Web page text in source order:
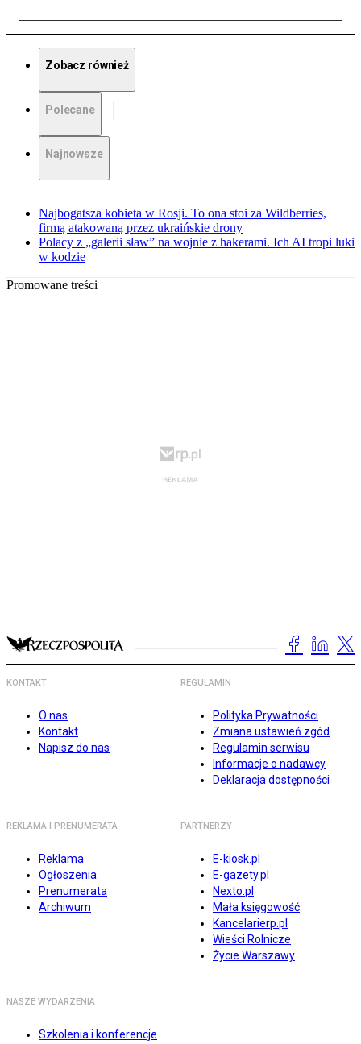
Zobacz również
Polecane
Najnowsze
Najbogatsza kobieta w Rosji. To ona stoi za Wildberries,
firmą atakowaną przez ukraińskie drony
Polacy z „galerii sław” na wojnie z hakerami. Ich AI tropi luki
w kodzie
Promowane treści
KONTAKT
O nas
Kontakt
Napisz do nas
REGULAMIN
Polityka Prywatności
Zmiana ustawień zgód
Regulamin serwisu
Informacje o nadawcy
Deklaracja dostępności
REKLAMA I PRENUMERATA
Reklama
Ogłoszenia
Prenumerata
Archiwum
PARTNERZY
E-kiosk.pl
E-gazety.pl
Nexto.pl
Mała księgowość
Kancelarierp.pl
Wieści Rolnicze
Życie Warszawy
NASZE WYDARZENIA
Szkolenia i konferencje